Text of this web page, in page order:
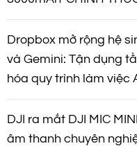
Dropbox mở rộng hệ
và Gemini: Tận dụng
hóa quy trình làm việc
DJI ra mắt DJI MIC
âm thanh chuyên